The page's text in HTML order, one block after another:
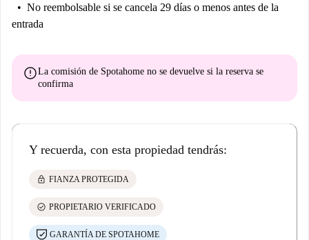
No reembolsable si se cancela 29 días o menos antes de la
entrada
errorLa comisión de Spotahome no se devuelve si la reserva se
confirma
Y recuerda, con esta propiedad tendrás:
lock FIANZA PROTEGIDA
check_circle PROPIETARIO VERIFICADO
GARANTÍA DE SPOTAHOME